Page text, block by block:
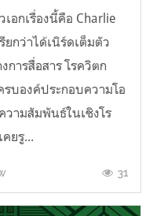
เอกเรื่องนี้คือ Charlie
กว่าได้เนิร์ดเต็มตัว
ารสื่อสาร โรควิตก
รบองค์ประกอบความโอ
วามสัมพันธ์ในเชิงโร
ยรู...
31